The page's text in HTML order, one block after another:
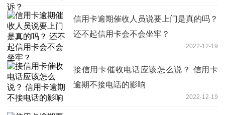
信用卡逾期催收人员说要上门是真的吗？
还不起信用卡会不会坐牢？
2022-12-19
接信用卡催收电话应该怎么说？ 信用卡
逾期不接电话的影响
2022-12-19